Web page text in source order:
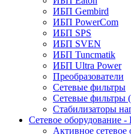
ИБП Gembird
ИБП PowerCom
ИБП SPS
ИБП SVEN
ИБП Tuncmatik
ИБП Ultra Power
Преобразователи
Сетевые фильтры
Сетевые фильтры
Стабилизаторы
Сетевое оборудование
Активное сетевое